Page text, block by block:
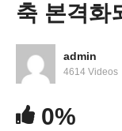
트럼프 첫해 미
차 ‘공식 발표
축 본격화
admin
4614 Videos
0%